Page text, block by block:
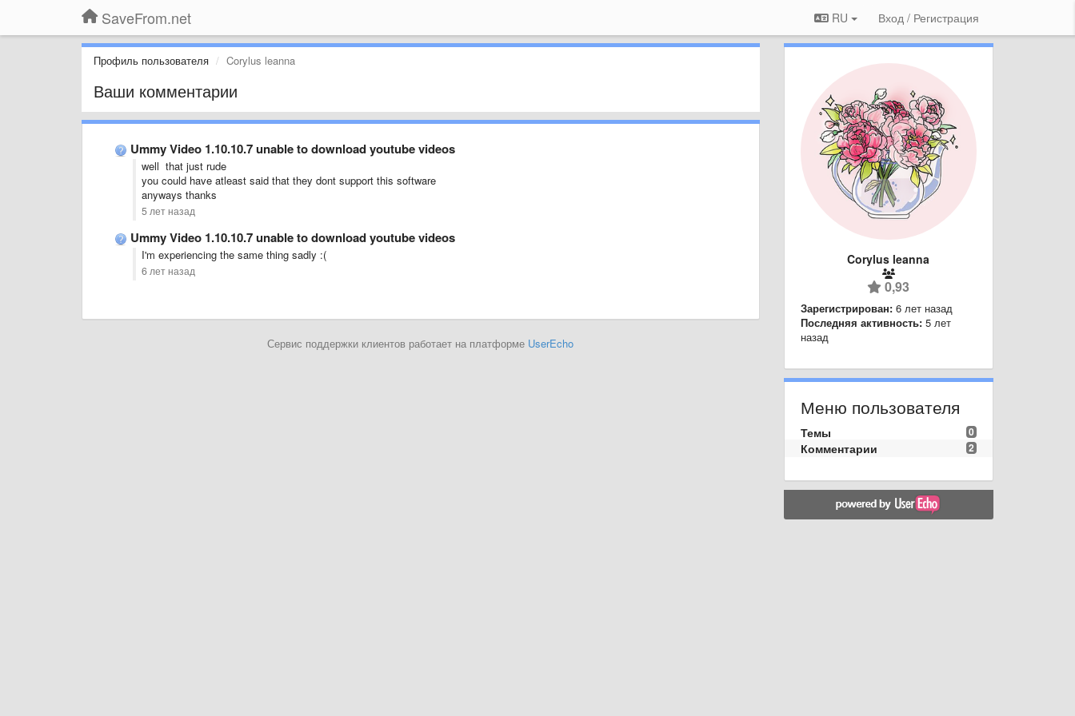
SaveFrom.net RU Вход / Регистрация
Профиль пользователя Corylus leanna
Ваши комментарии
Ummy Video 1.10.10.7 unable to download youtube videos
well that just rude
you could have atleast said that they dont support this software
anyways thanks
5 лет назад
Ummy Video 1.10.10.7 unable to download youtube videos
I'm experiencing the same thing sadly :(
6 лет назад
Сервис поддержки клиентов работает на платформе UserEcho
Corylus leanna
0,93
Зарегистрирован: 6 лет назад
Последняя активность: 5 лет
назад
Меню пользователя
0
Темы
2
Комментарии